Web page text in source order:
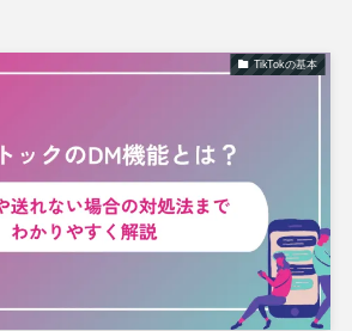
TikTokの基本